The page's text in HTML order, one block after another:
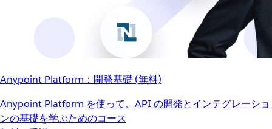
Anypoint Platform：開発基礎 (無料)
Anypoint Platform を使って、API の開発とインテグレーショ
ンの基礎を学ぶためのコース